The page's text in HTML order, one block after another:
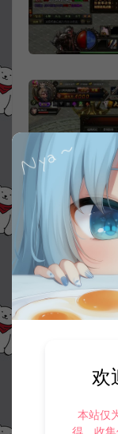
欢
本站仅
得，收